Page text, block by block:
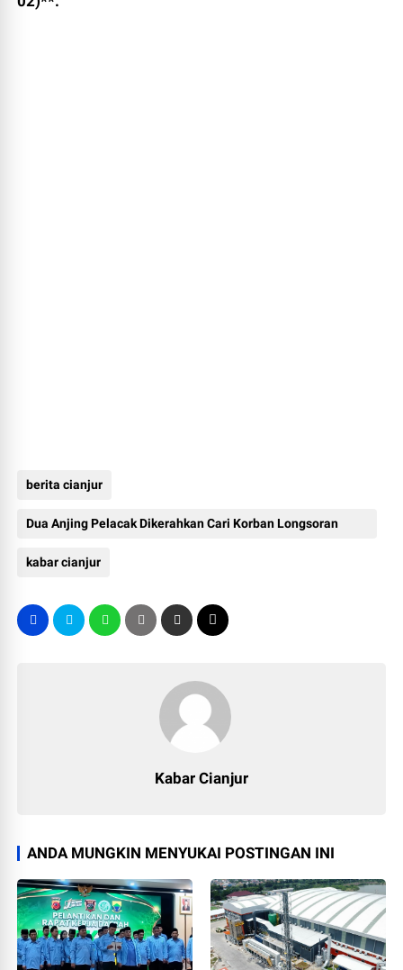
berita cianjur
Dua Anjing Pelacak Dikerahkan Cari Korban Longsoran
kabar cianjur
Kabar Cianjur
ANDA MUNGKIN MENYUKAI POSTINGAN INI